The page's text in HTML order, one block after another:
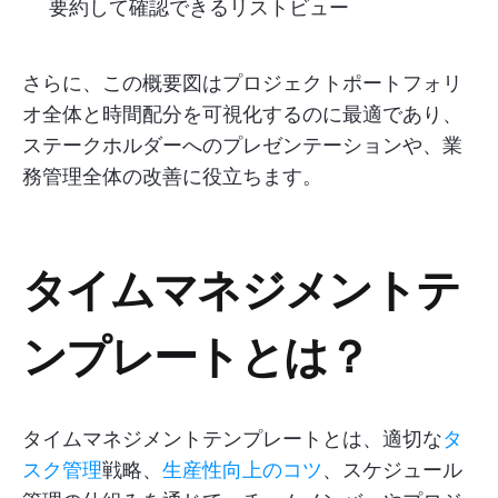
要約して確認できるリストビュー
さらに、この概要図はプロジェクトポートフォリ
オ全体と時間配分を可視化するのに最適であり、
ステークホルダーへのプレゼンテーションや、業
務管理全体の改善に役立ちます。
タイムマネジメントテ
ンプレートとは？
タイムマネジメントテンプレートとは、適切なタ
スク管理戦略、 生産性向上のコツ、スケジュール